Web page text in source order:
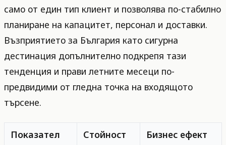
само от един тип клиент и позволява по-стабилно
планиране на капацитет, персонал и доставки.
Възприятието за България като сигурна
дестинация допълнително подкрепя тази
тенденция и прави летните месеци по-
предвидими от гледна точка на входящото
търсене.
Показател Стойност Бизнес ефект